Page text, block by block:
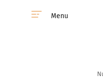
Menu